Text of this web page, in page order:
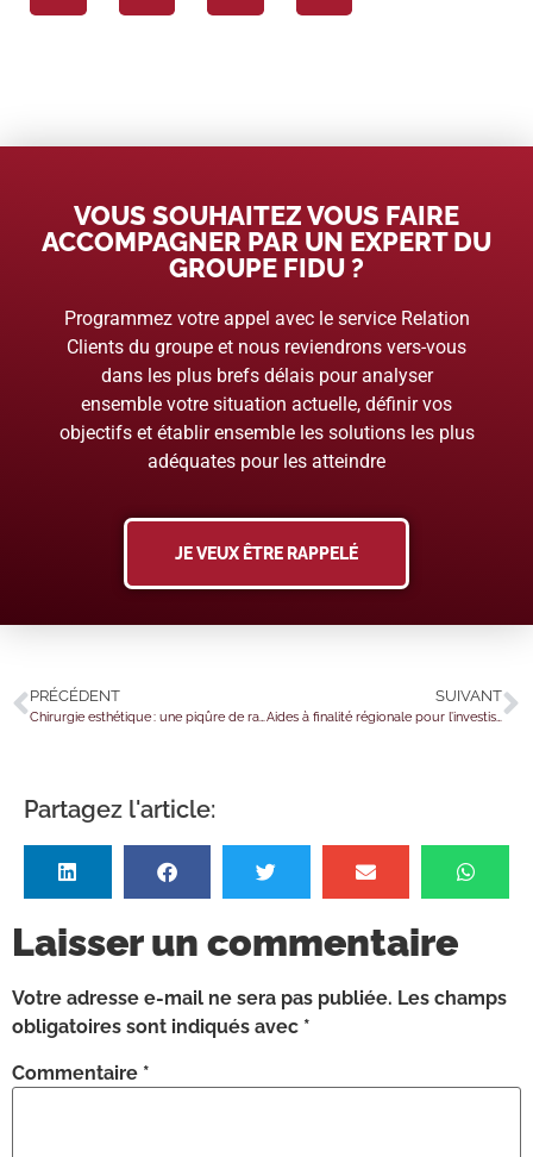
VOUS SOUHAITEZ VOUS FAIRE
ACCOMPAGNER PAR UN EXPERT DU
GROUPE FIDU ?
Programmez votre appel avec le service Relation
Clients du groupe et nous reviendrons vers-vous
dans les plus brefs délais pour analyser
ensemble votre situation actuelle, définir vos
objectifs et établir ensemble les solutions les plus
adéquates pour les atteindre
JE VEUX ÊTRE RAPPELÉ
PRÉCÉDENT
Chirurgie esthétique : une piqûre de rappel… et de TVA ?
SUIVANT
Aides à finalité régionale pour l’investissement : des plafonds réhaussés !
Partagez l'article:
Laisser un commentaire
Votre adresse e-mail ne sera pas publiée. Les champs
obligatoires sont indiqués avec *
Commentaire *